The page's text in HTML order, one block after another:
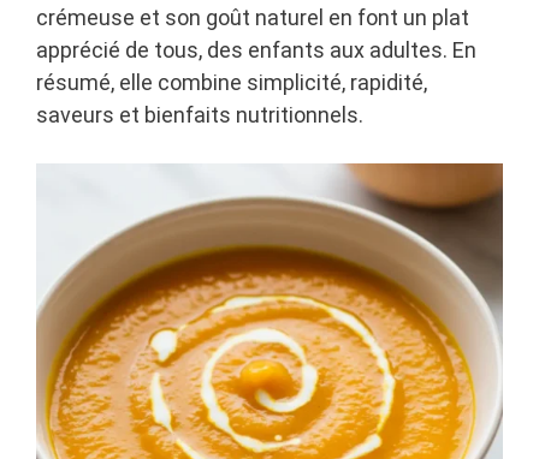
crémeuse et son goût naturel en font un plat
apprécié de tous, des enfants aux adultes. En
résumé, elle combine simplicité, rapidité,
saveurs et bienfaits nutritionnels.